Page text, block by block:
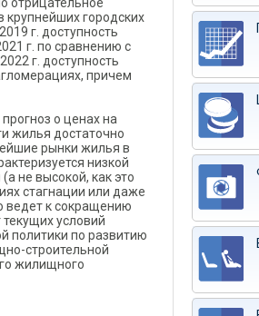
крупнейших городских
г. доступность
г. по сравнению с
г. доступность
причем
о ценах на
жилья достаточно
рынки жилья в
низкой
не высокой, как это
стагнации или даже
ведет к сокращению
условий
политики по развитию
строительной
жилищного